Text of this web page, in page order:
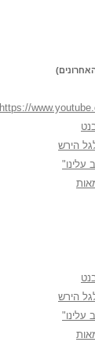
https://
הירש
הירש